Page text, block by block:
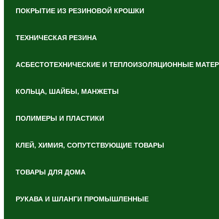
ПОКРЫТИЕ ИЗ РЕЗИНОВОЙ КРОШКИ
ТЕХНИЧЕСКАЯ РЕЗИНА
АСБЕСТОТЕХНИЧЕСКИЕ И ТЕПЛОИЗОЛЯЦИОННЫЕ
КОЛЬЦА, ШАЙБЫ, МАНЖЕТЫ
ПОЛИМЕРЫ И ПЛАСТИКИ
КЛЕЙ, ХИМИЯ, СОПУТСТВУЮЩИЕ ТОВАРЫ
ТОВАРЫ ДЛЯ ДОМА
РУКАВА И ШЛАНГИ ПРОМЫШЛЕННЫЕ